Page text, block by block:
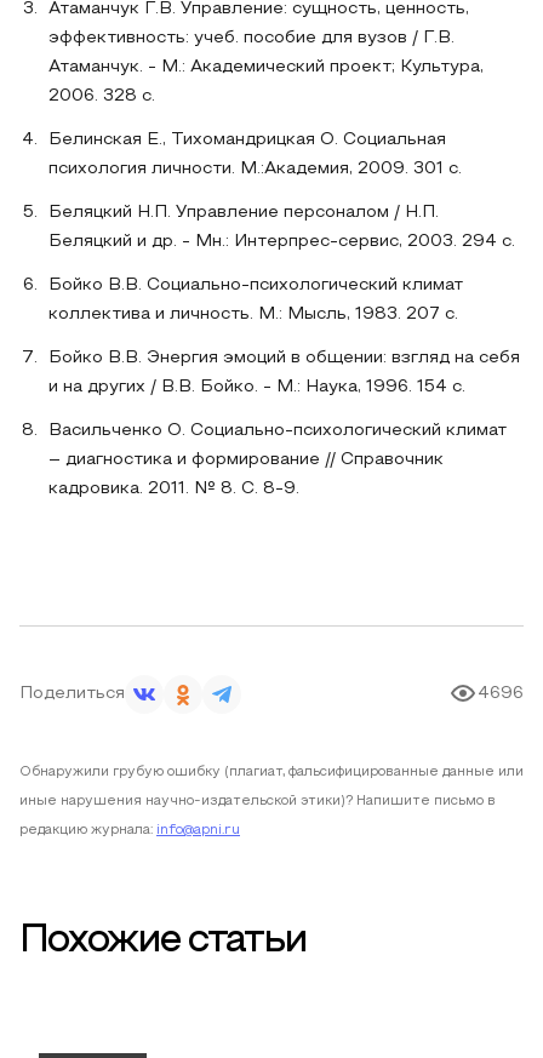
Атаманчук Г.В. Управление: сущность, ценность,
эффективность: учеб. пособие для вузов / Г.В.
Атаманчук. - М.: Академический проект; Культура,
2006. 328 с.
Белинская Е., Тихомандрицкая О. Социальная
психология личности. М.:Академия, 2009. 301 с.
Беляцкий Н.П. Управление персоналом / Н.П.
Беляцкий и др. - Мн.: Интерпрес-сервис, 2003. 294 с.
Бойко В.В. Социально-психологический климат
коллектива и личность. М.: Мысль, 1983. 207 с.
Бойко В.В. Энергия эмоций в общении: взгляд на себя
и на других / В.В. Бойко. - М.: Наука, 1996. 154 с.
Васильченко О. Социально-психологический климат
– диагностика и формирование // Справочник
кадровика. 2011. № 8. С. 8-9.
Поделиться 4696
Обнаружили грубую ошибку (плагиат, фальсифицированные данные или
иные нарушения научно-издательской этики)? Напишите письмо в
редакцию журнала: info@apni.ru
Похожие статьи